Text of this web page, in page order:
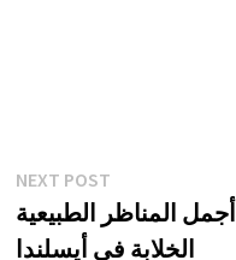
NEXT POST
أجمل المناظر الطبيعية
الخلابة في أيسلندا